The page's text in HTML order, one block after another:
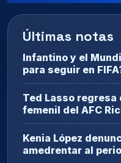
Últimas notas
Infantino y el
para seguir en
Ted Lasso regresa
femenil del AFC
Kenia López
amedrentar al